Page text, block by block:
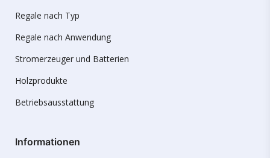
Regale nach Typ
Regale nach Anwendung
Stromerzeuger und Batterien
Holzprodukte
Betriebsausstattung
Informationen